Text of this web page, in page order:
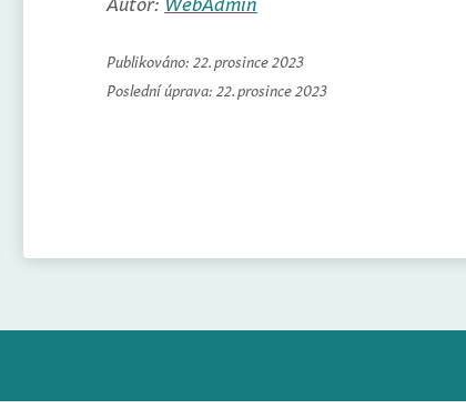
Publikováno: 22. prosince 2023
Poslední úprava: 22. prosince 2023